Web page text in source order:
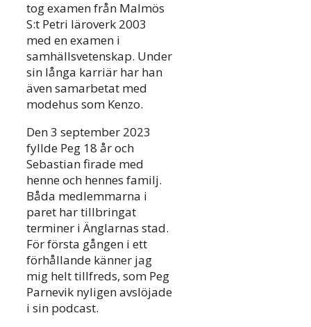
tog examen från Malmös
S:t Petri läroverk 2003
med en examen i
samhällsvetenskap. Under
sin långa karriär har han
även samarbetat med
modehus som Kenzo.
Den 3 september 2023
fyllde Peg 18 år och
Sebastian firade med
henne och hennes familj.
Båda medlemmarna i
paret har tillbringat
terminer i Änglarnas stad.
För första gången i ett
förhållande känner jag
mig helt tillfreds, som Peg
Parnevik nyligen avslöjade
i sin podcast.